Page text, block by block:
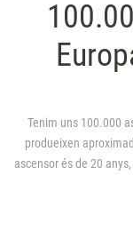
Tenim uns 100.000
produeixen
ascensor és de 20